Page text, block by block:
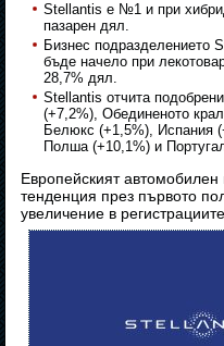
Stellantis е №1 и при
пазарен дял.
Бизнес подразделението
бъде начело при
28,7% дял.
Stellantis отчита
(+7,2%), Обединеното
Белюкс (+1,5%), Испания
Полша (+10,1%) и
Европейският
тенденция през първото
увеличение в